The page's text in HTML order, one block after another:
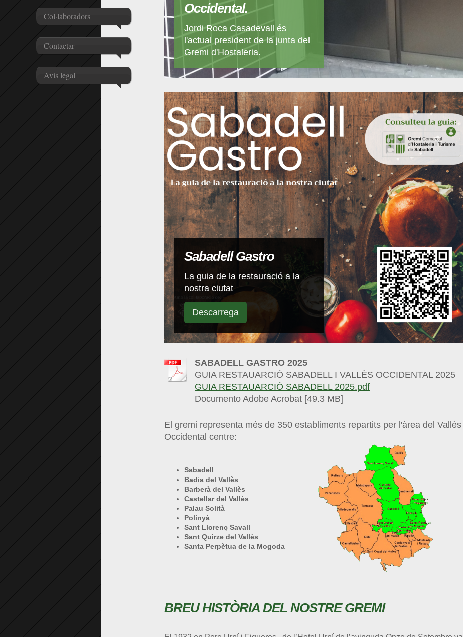
Col·laboradors
Contactar
Avís legal
Occidental.
Jordi Roca Casadevall és
l'actual president de la junta del
Gremi d'Hostaleria.
Sabadell Gastro
La guia de la restauració a la
nostra ciutat
Descarrega
SABADELL GASTRO 2025
GUIA RESTAUARCIÓ SABADELL I VALLÈS OCCIDENTAL 2025
GUIA RESTAUARCIÓ SABADELL 2025.pdf
Documento Adobe Acrobat [49.3 MB]
El gremi representa més de 350 establiments repartits per l'àrea del Vallès
Occidental centre:
Sabadell
Badia del Vallès
Barberà del Vallès
Castellar del Vallès
Palau Solità
Polinyà
Sant Llorenç Savall
Sant Quirze del Vallès
Santa Perpètua de la Mogoda
BREU HISTÒRIA DEL NOSTRE GREMI